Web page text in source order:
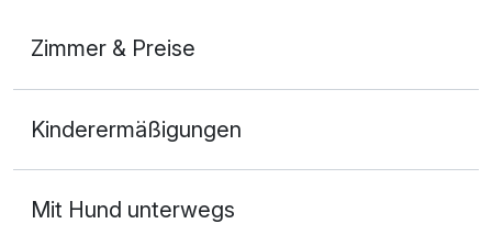
Zimmer & Preise
2 Erwachsene
Kinderermäßigungen
Mit Hund unterwegs